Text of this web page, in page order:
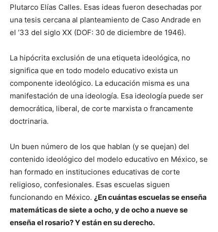
Plutarco Elías Calles. Esas ideas fueron desechadas por
una tesis cercana al planteamiento de Caso Andrade en
el ’33 del siglo XX (DOF: 30 de diciembre de 1946).
La hipócrita exclusión de una etiqueta ideológica, no
significa que en todo modelo educativo exista un
componente ideológico. La educación misma es una
manifestación de una ideología. Esa ideología puede ser
democrática, liberal, de corte marxista o francamente
doctrinaria.
Un buen número de los que hablan (y se quejan) del
contenido ideológico del modelo educativo en México, se
han formado en instituciones educativas de corte
religioso, confesionales. Esas escuelas siguen
funcionando en México. ¿En cuántas escuelas se enseña
matemáticas de siete a ocho, y de ocho a nueve se
enseña el rosario? Y están en su derecho.